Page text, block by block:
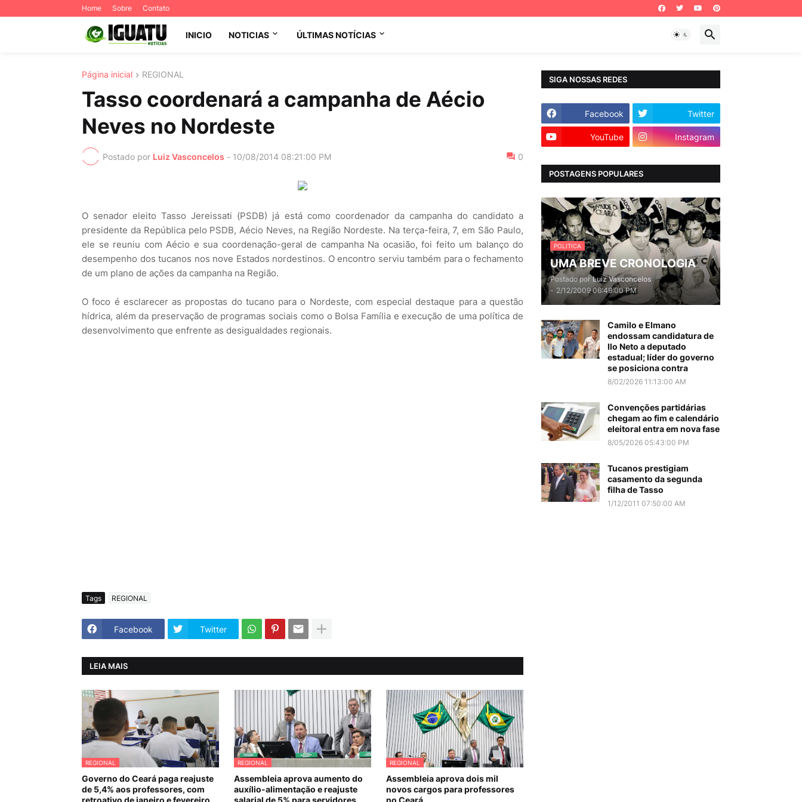
Home Sobre Contato
INICIO NOTICIAS ÚLTIMAS NOTÍCIAS
Página inicial REGIONAL
Tasso coordenará a campanha de Aécio
Neves no Nordeste
Postado por Luiz Vasconcelos - 10/08/2014 08:21:00 PM 0
O senador eleito Tasso Jereissati (PSDB) já está como coordenador da campanha do candidato a
presidente da República pelo PSDB, Aécio Neves, na Região Nordeste. Na terça-feira, 7, em São Paulo,
ele se reuniu com Aécio e sua coordenação-geral de campanha Na ocasião, foi feito um balanço do
desempenho dos tucanos nos nove Estados nordestinos. O encontro serviu também para o fechamento
de um plano de ações da campanha na Região.
O foco é esclarecer as propostas do tucano para o Nordeste, com especial destaque para a questão
hídrica, além da preservação de programas sociais como o Bolsa Família e execução de uma política de
desenvolvimento que enfrente as desigualdades regionais.
Tags REGIONAL
Facebook Twitter
LEIA MAIS
REGIONAL
Governo do Ceará paga reajuste
de 5,4% aos professores, com
REGIONAL
Assembleia aprova aumento do
auxílio-alimentação e reajuste
REGIONAL
Assembleia aprova dois mil
novos cargos para professores
SIGA NOSSAS REDES
Facebook Twitter
YouTube Instagram
POSTAGENS POPULARES
POLITICA
UMA BREVE CRONOLOGIA
Postado por Luiz Vasconcelos
- 2/12/2009 06:49:00 PM
Camilo e Elmano
endossam candidatura de
Ilo Neto a deputado
estadual; líder do governo
se posiciona contra
8/02/2026 11:13:00 AM
Convenções partidárias
chegam ao fim e calendário
eleitoral entra em nova fase
8/05/2026 05:43:00 PM
Tucanos prestigiam
casamento da segunda
filha de Tasso
1/12/2011 07:50:00 AM